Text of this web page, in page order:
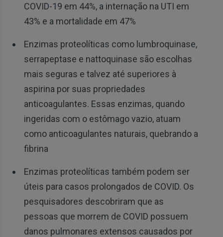
COVID-19 em 44%, a internação na UTI em
43% e a mortalidade em 47%
Enzimas proteolíticas como lumbroquinase,
serrapeptase e nattoquinase são escolhas
mais seguras e talvez até superiores à
aspirina por suas propriedades
anticoagulantes. Essas enzimas, quando
ingeridas com o estômago vazio, atuam
como anticoagulantes naturais, quebrando a
fibrina
Enzimas proteolíticas também podem ser
úteis para casos prolongados de COVID. Os
pesquisadores descobriram que as
pessoas que morrem de COVID possuem
danos pulmonares extensos causados por